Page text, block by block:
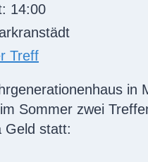
14:00
Treff
in
Sommer zwei
Geld statt: